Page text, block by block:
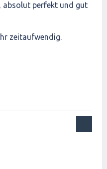
absolut perfekt und gut
zeitaufwendig.